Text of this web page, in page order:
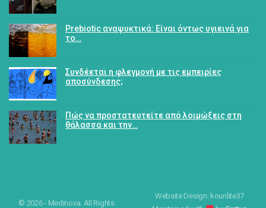
Prebiotic αναψυκτικά: Είναι όντως υγιεινά για
το…
Συνδέεται η φλεγμονή με τις εμπειρίες
αποσύνδεσης;
Πώς να προστατευτείτε από λοιμώξεις στη
θάλασσα και την…
© 2026 - Medinova. All Rights
Website Design: kounlite37